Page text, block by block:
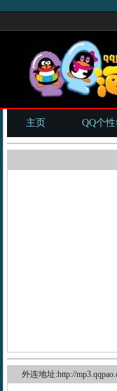
主页 QQ个
外连地址:http://